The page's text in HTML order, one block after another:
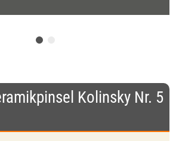
Kolinsky Nr. 5